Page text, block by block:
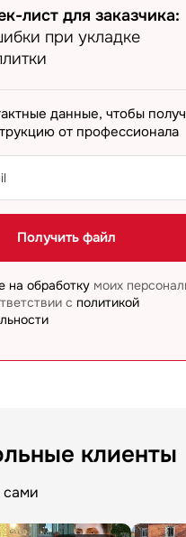
лист для заказчика:
при укладке
данные, чтобы
от профессионала
на обработкумоих
с политикой
клиенты
сами